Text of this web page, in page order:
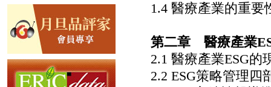
1.4 醫療產業的重要
第二章 醫療產業
2.1 醫療產業ESG的
2.2 ESG策略管理四